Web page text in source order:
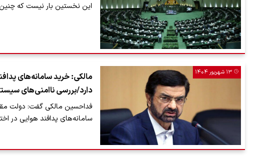
این نخستین بار نیست که چنین
۱۳ شهریور ۱۴۰۴
مالکی: خرید سامانه‌های
دارد/بررسی ناامنی‌های
فداحسین مالکی گفت: دولت
سامانه‌های پدافند هوایی در